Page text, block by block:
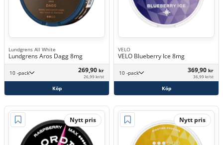
Lundgrens All White
Lundgrens Aros Dagg 8mg
10 -pack 269,90 kr
26,99 kr/st
Köp
VELO
VELO Blueberry Ice 8mg
10 -pack 369,90 kr
36,99 kr/st
Köp
Nytt pris Nytt pris